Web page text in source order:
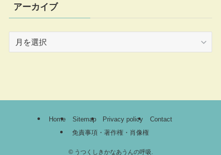
アーカイブ
Home Sitemap Privacy policy
Contact
免責事項・著作権・肖像権
©うつくしきかなあうんの呼吸.